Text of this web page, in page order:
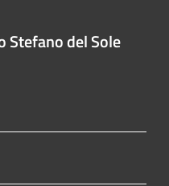
Stefano del Sole